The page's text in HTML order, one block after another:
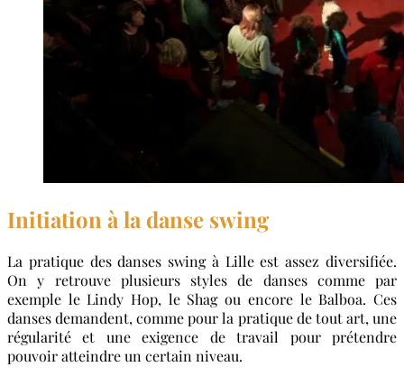
Initiation à la danse swing
La pratique des danses swing à Lille est assez diversifiée.
On y retrouve plusieurs styles de danses comme par
exemple le Lindy Hop, le Shag ou encore le Balboa. Ces
danses demandent, comme pour la pratique de tout art, une
régularité et une exigence de travail pour prétendre
pouvoir atteindre un certain niveau.